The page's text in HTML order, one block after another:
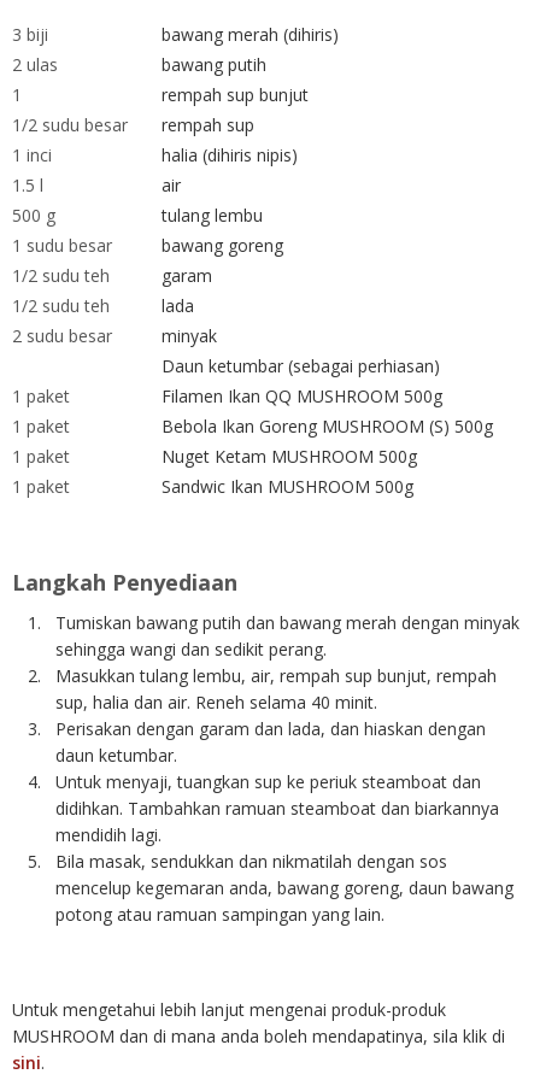
3 biji
bawang merah (dihiris)
2 ulas
bawang putih
1
rempah sup bunjut
1/2 sudu besar
rempah sup
1 inci
halia (dihiris nipis)
1.5 l
air
500 g
tulang lembu
1 sudu besar
bawang goreng
1/2 sudu teh
garam
1/2 sudu teh
lada
2 sudu besar
minyak
Daun ketumbar (sebagai perhiasan)
1 paket
Filamen Ikan QQ MUSHROOM 500g
1 paket
Bebola Ikan Goreng MUSHROOM (S) 500g
1 paket
Nuget Ketam MUSHROOM 500g
1 paket
Sandwic Ikan MUSHROOM 500g
Langkah Penyediaan
Tumiskan bawang putih dan bawang merah dengan minyak
sehingga wangi dan sedikit perang.
Masukkan tulang lembu, air, rempah sup bunjut, rempah
sup, halia dan air. Reneh selama 40 minit.
Perisakan dengan garam dan lada, dan hiaskan dengan
daun ketumbar.
Untuk menyaji, tuangkan sup ke periuk steamboat dan
didihkan. Tambahkan ramuan steamboat dan biarkannya
mendidih lagi.
Bila masak, sendukkan dan nikmatilah dengan sos
mencelup kegemaran anda, bawang goreng, daun bawang
potong atau ramuan sampingan yang lain.
Untuk mengetahui lebih lanjut mengenai produk-produk
MUSHROOM dan di mana anda boleh mendapatinya, sila klik di
sini.